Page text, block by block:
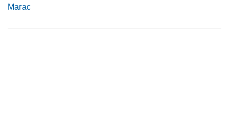
Магас